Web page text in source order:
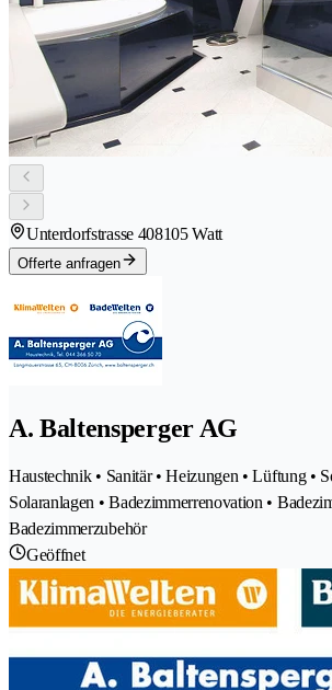
Unterdorfstrasse 408105 Watt
Offerte anfragen
A. Baltensperger AG
Haustechnik • Sanitär • Heizungen • Lüftung •
Solaranlagen • Badezimmerrenovation •
Badezimmerzubehör
Geöffnet